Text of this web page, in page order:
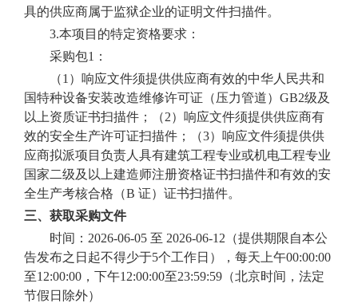
具的供应商属于监狱企业的证明文件扫描件。
3.本项目的特定资格要求：
采购包1：
（1） 响应文件须提供供应商有效的中华人民共和
国特种设备安装改造维修许可证（压力管道） GB2级及
以上资质证书扫描件；
（2） 响应文件须提供供应商有
效的安全生产许可证扫描件；
（3） 响应文件须提供供
应商拟派项目负责人具有建筑工程专业或机电工程专业
国家二级及以上建造师注册资格证书扫描件和有效的安
全生产考核合格（B 证）证书扫描件。
三、获取采购文件
时间： 2026-06-05 至 2026-06-12（提供期限自本公
告发布之日起不得少于5个工作日），每天上午00:00:00
至12:00:00，下午12:00:00至23:59:59（北京时间，法定
节假日除外）